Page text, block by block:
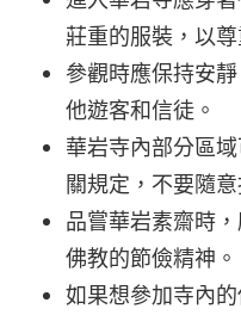
莊重的服裝，以
參觀時應保持安
他遊客和信徒。
華岩寺內部分區
關規定，不要隨意
品嘗華岩素齋時
佛教的節儉精神。
如果想參加寺內